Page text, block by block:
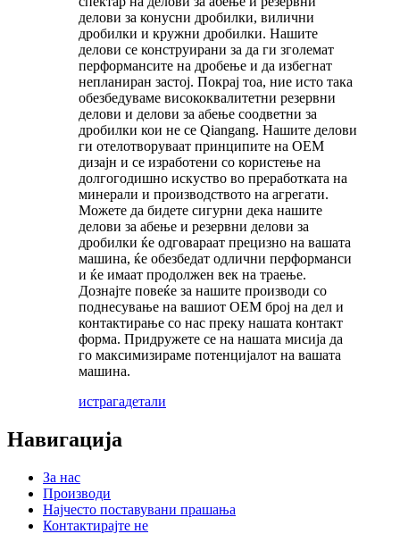
делови за конусни дробилки, вилични
дробилки и кружни дробилки. Нашите
делови се конструирани за да ги зголемат
перформансите на дробење и да избегнат
непланиран застој. Покрај тоа, ние исто така
обезбедуваме висококвалитетни резервни
делови и делови за абење соодветни за
дробилки кои не се Qiangang. Нашите делови
ги отелотворуваат принципите на OEM
дизајн и се изработени со користење на
долгогодишно искуство во преработката на
минерали и производството на агрегати.
Можете да бидете сигурни дека нашите
делови за абење и резервни делови за
дробилки ќе одговараат прецизно на вашата
машина, ќе обезбедат одлични перформанси
и ќе имаат продолжен век на траење.
Дознајте повеќе за нашите производи со
поднесување на вашиот OEM број на дел и
контактирање со нас преку нашата контакт
форма. Придружете се на нашата мисија да
го максимизираме потенцијалот на вашата
машина.
истрагадетали
Навигација
За нас
Производи
Најчесто поставувани прашања
Контактирајте не